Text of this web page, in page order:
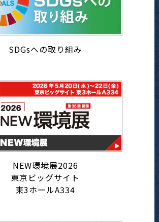
SDGsへの取り組み
NEW環境展2026
東京ビッグサイト
東3ホールA334